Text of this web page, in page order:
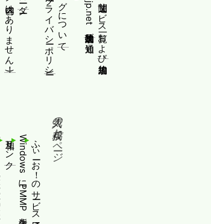
人気の投稿とページ
ふぃーお！のサービス終了について
相互リンク